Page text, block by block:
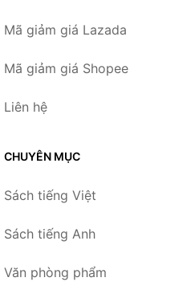
Mã giảm giá Lazada
Mã giảm giá Shopee
Liên hệ
CHUYÊN MỤC
Sách tiếng Việt
Sách tiếng Anh
Văn phòng phẩm